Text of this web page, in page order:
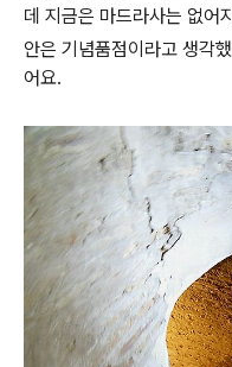
데 지금은 마드라사는 없어
안은 기념품점이라고 생각
어요.